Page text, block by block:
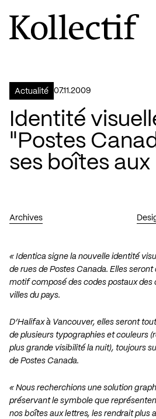
Aller à la page d'accueil
Logo Kollectif
Actualité 07.11.2009
Identité
"Postes
ses boîtes aux
Archives
« Identica signe la nouvelle identité
de rues de Postes Canada. Elles
motif composé des codes postaux
villes du pays.
D’Halifax à Vancouver, elles seront
de plusieurs typographies et couleurs
plus grande visibilité la nuit), toujours
de Postes Canada.
« Nous recherchions une solution
préservant le symbole que
nos boîtes aux lettres, les rendrait plus